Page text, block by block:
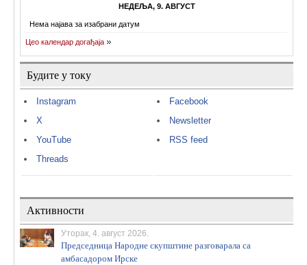
НЕДЕЉА, 9. АВГУСТ
Нема најава за изабрани датум
Цео календар догађаја
Будите у току
Instagram
X
YouTube
Threads
Facebook
Newsletter
RSS feed
Активности
Уторак, 4. август 2026.
Председница Народне скупштине разговарала са
амбасадором Ирске